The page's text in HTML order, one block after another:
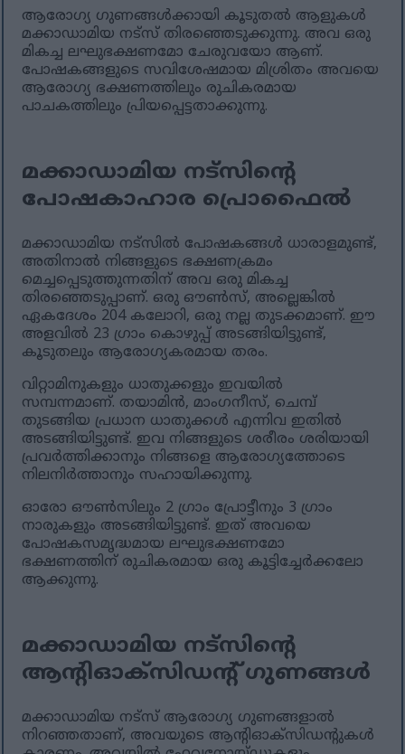
ആരോഗ്യ ഗുണങ്ങൾക്കായി കൂടുതൽ ആളുകൾ
മക്കാഡാമിയ നട്‌സ് തിരഞ്ഞെടുക്കുന്നു. അവ ഒരു
മികച്ച ലഘുഭക്ഷണമോ ചേരുവയോ ആണ്.
പോഷകങ്ങളുടെ സവിശേഷമായ മിശ്രിതം അവയെ
ആരോഗ്യ ഭക്ഷണത്തിലും രുചികരമായ
പാചകത്തിലും പ്രിയപ്പെട്ടതാക്കുന്നു.
മക്കാഡാമിയ നട്സിന്റെ
പോഷകാഹാര പ്രൊഫൈൽ
മക്കാഡാമിയ നട്‌സിൽ പോഷകങ്ങൾ ധാരാളമുണ്ട്,
അതിനാൽ നിങ്ങളുടെ ഭക്ഷണക്രമം
മെച്ചപ്പെടുത്തുന്നതിന് അവ ഒരു മികച്ച
തിരഞ്ഞെടുപ്പാണ്. ഒരു ഔൺസ്, അല്ലെങ്കിൽ
ഏകദേശം 204 കലോറി, ഒരു നല്ല തുടക്കമാണ്. ഈ
അളവിൽ 23 ഗ്രാം കൊഴുപ്പ് അടങ്ങിയിട്ടുണ്ട്,
കൂടുതലും ആരോഗ്യകരമായ തരം.
വിറ്റാമിനുകളും ധാതുക്കളും ഇവയിൽ
സമ്പന്നമാണ്. തയാമിൻ, മാംഗനീസ്, ചെമ്പ്
തുടങ്ങിയ പ്രധാന ധാതുക്കൾ എന്നിവ ഇതിൽ
അടങ്ങിയിട്ടുണ്ട്. ഇവ നിങ്ങളുടെ ശരീരം ശരിയായി
പ്രവർത്തിക്കാനും നിങ്ങളെ ആരോഗ്യത്തോടെ
നിലനിർത്താനും സഹായിക്കുന്നു.
ഓരോ ഔൺസിലും 2 ഗ്രാം പ്രോട്ടീനും 3 ഗ്രാം
നാരുകളും അടങ്ങിയിട്ടുണ്ട്. ഇത് അവയെ
പോഷകസമൃദ്ധമായ ലഘുഭക്ഷണമോ
ഭക്ഷണത്തിന് രുചികരമായ ഒരു കൂട്ടിച്ചേർക്കലോ
ആക്കുന്നു.
മക്കാഡാമിയ നട്സിന്റെ
ആന്റിഓക്‌സിഡന്റ് ഗുണങ്ങൾ
മക്കാഡാമിയ നട്‌സ് ആരോഗ്യ ഗുണങ്ങളാൽ
നിറഞ്ഞതാണ്, അവയുടെ ആന്റിഓക്‌സിഡന്റുകൾ